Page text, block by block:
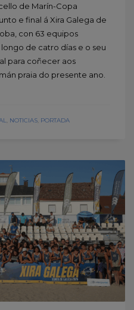
de Marín-Copa
e final á Xira Galega de
con 63 equipos
de catro días e o seu
para coñecer aos
praia do presente ano.
NOTICIAS PORTADA